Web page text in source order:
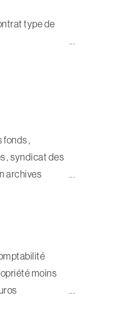
type de
fonds ,
, syndicat des
archives
moins